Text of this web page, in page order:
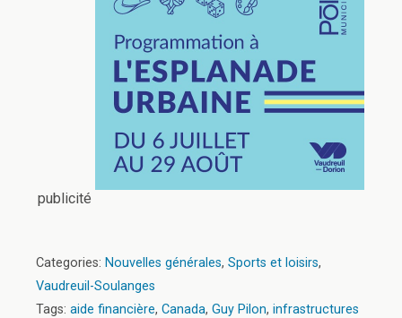
publicité
Categories: Nouvelles générales, Sports et loisirs,
Vaudreuil-Soulanges
Tags: aide financière, Canada, Guy Pilon, infrastructures